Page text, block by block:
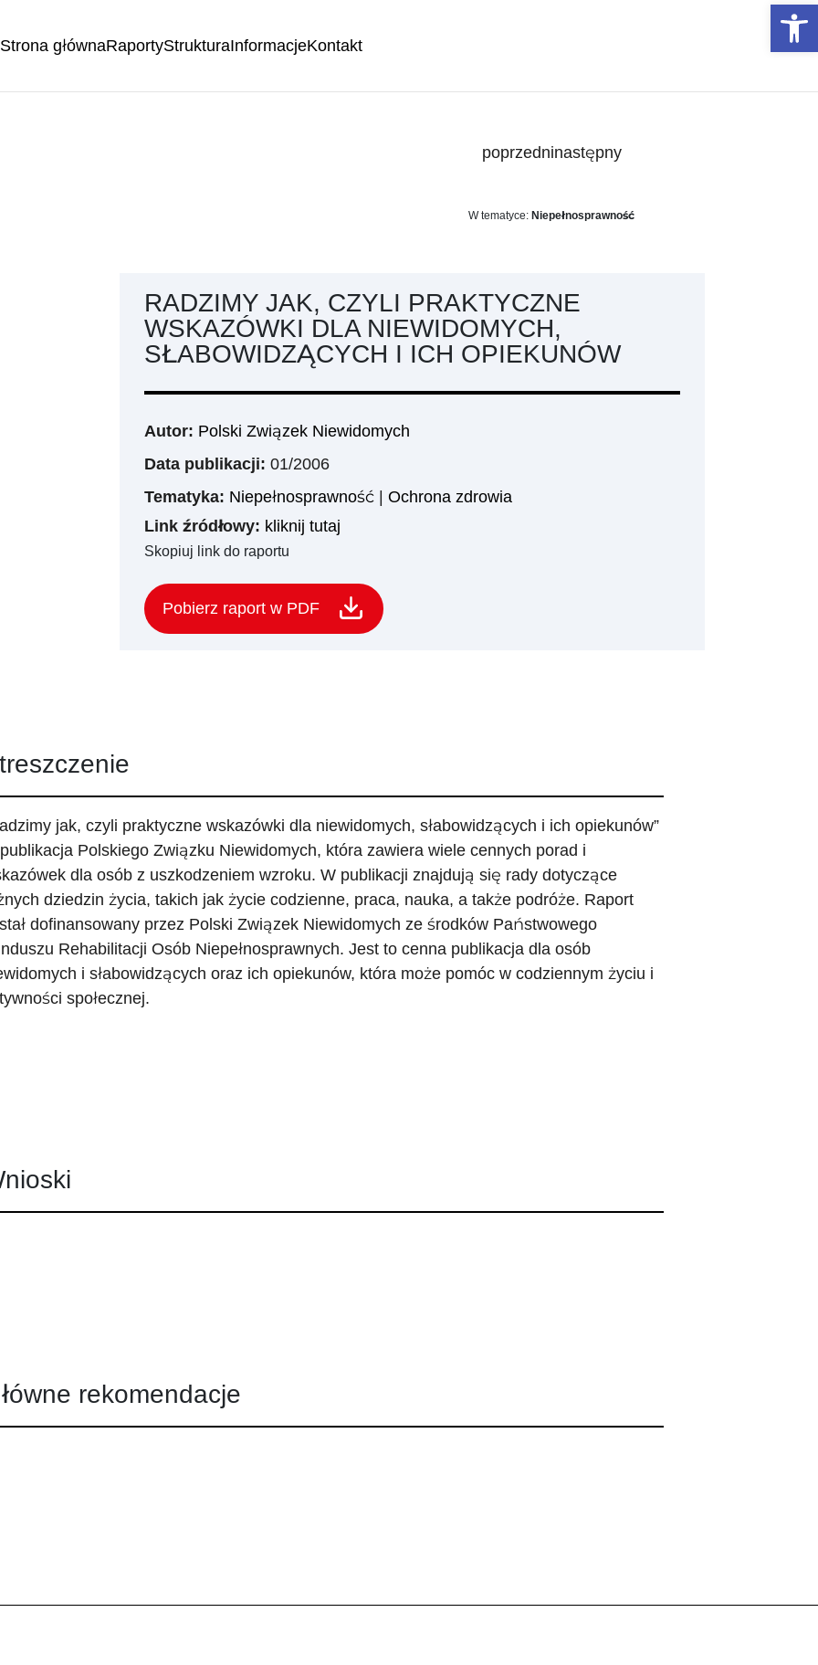
Strona głównaRaportyStrukturaInformacjeKontakt
poprzedninastępny
W tematyce: Niepełnosprawność
RADZIMY JAK, CZYLI PRAKTYCZNE
WSKAZÓWKI DLA NIEWIDOMYCH,
SŁABOWIDZĄCYCH I ICH OPIEKUNÓW
Autor: Polski Związek Niewidomych
Data publikacji: 01/2006
Tematyka: Niepełnosprawność| Ochrona zdrowia
Link źródłowy: kliknij tutaj
Skopiuj link do raportu
Pobierz raport w PDF
jak, czyli praktyczne wskazówki dla niewidomych, słabowidzących i ich opiekunów”
Polskiego Związku Niewidomych, która zawiera wiele cennych porad i
dla osób z uszkodzeniem wzroku. W publikacji znajdują się rady dotyczące
dziedzin życia, takich jak życie codzienne, praca, nauka, a także podróże. Raport
dofinansowany przez Polski Związek Niewidomych ze środków Państwowego
Rehabilitacji Osób Niepełnosprawnych. Jest to cenna publikacja dla osób
i słabowidzących oraz ich opiekunów, która może pomóc w codziennym życiu i
społecznej.
rekomendacje